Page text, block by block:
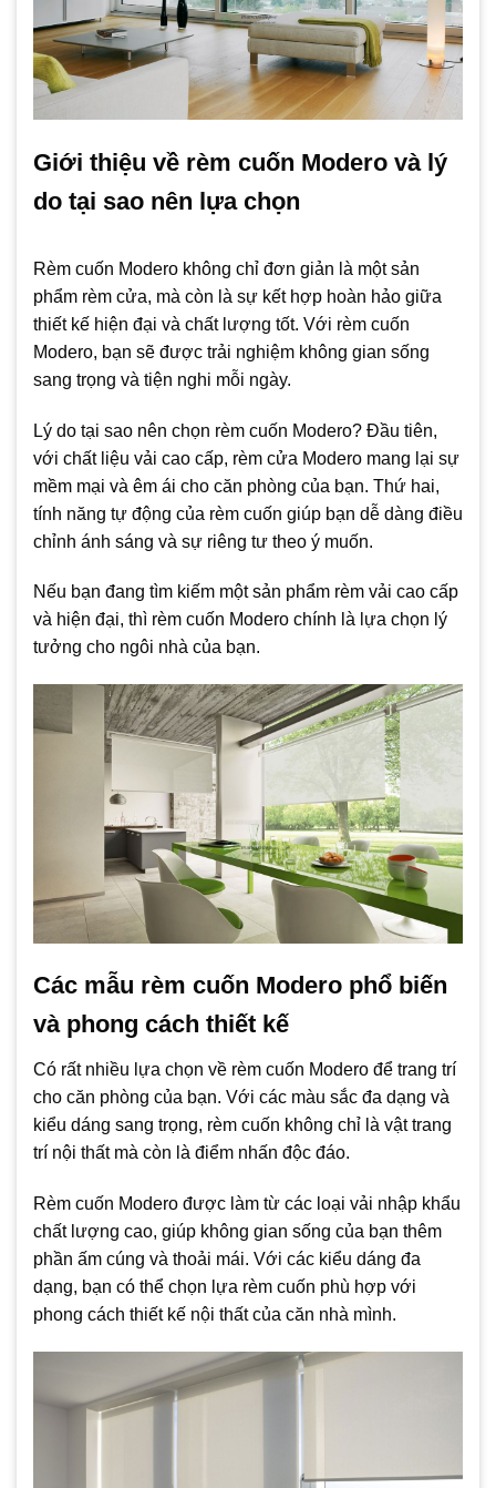
Giới thiệu về rèm cuốn Modero và lý
do tại sao nên lựa chọn
Rèm cuốn Modero không chỉ đơn giản là một sản
phẩm rèm cửa, mà còn là sự kết hợp hoàn hảo giữa
thiết kế hiện đại và chất lượng tốt. Với rèm cuốn
Modero, bạn sẽ được trải nghiệm không gian sống
sang trọng và tiện nghi mỗi ngày.
Lý do tại sao nên chọn rèm cuốn Modero? Đầu tiên,
với chất liệu vải cao cấp, rèm cửa Modero mang lại sự
mềm mại và êm ái cho căn phòng của bạn. Thứ hai,
tính năng tự động của rèm cuốn giúp bạn dễ dàng điều
chỉnh ánh sáng và sự riêng tư theo ý muốn.
Nếu bạn đang tìm kiếm một sản phẩm rèm vải cao cấp
và hiện đại, thì rèm cuốn Modero chính là lựa chọn lý
tưởng cho ngôi nhà của bạn.
Các mẫu rèm cuốn Modero phổ biến
và phong cách thiết kế
Có rất nhiều lựa chọn về rèm cuốn Modero để trang trí
cho căn phòng của bạn. Với các màu sắc đa dạng và
kiểu dáng sang trọng, rèm cuốn không chỉ là vật trang
trí nội thất mà còn là điểm nhấn độc đáo.
Rèm cuốn Modero được làm từ các loại vải nhập khẩu
chất lượng cao, giúp không gian sống của bạn thêm
phần ấm cúng và thoải mái. Với các kiểu dáng đa
dạng, bạn có thể chọn lựa rèm cuốn phù hợp với
phong cách thiết kế nội thất của căn nhà mình.